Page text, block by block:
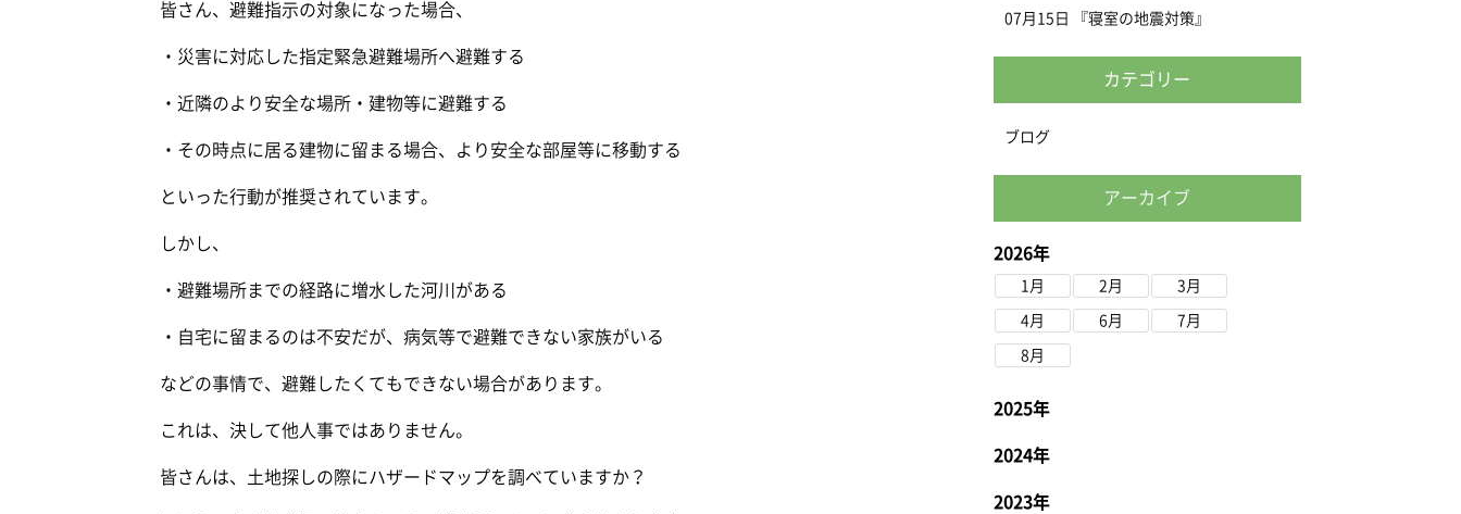
皆さん、避難指示の対象になった場合、
・災害に対応した指定緊急避難場所へ避難する
・近隣のより安全な場所・建物等に避難する
・その時点に居る建物に留まる場合、より安全な部屋等に移動する
といった行動が推奨されています。
しかし、
・避難場所までの経路に増水した河川がある
・自宅に留まるのは不安だが、病気等で避難できない家族がいる
などの事情で、避難したくてもできない場合があります。
これは、決して他人事ではありません。
皆さんは、土地探しの際にハザードマップを調べていますか？
07月15日 『寝室の地震対策』
カテゴリー
ブログ
アーカイブ
2026年
1月 2月 3月
4月 6月 7月
8月
2025年
2024年
2023年